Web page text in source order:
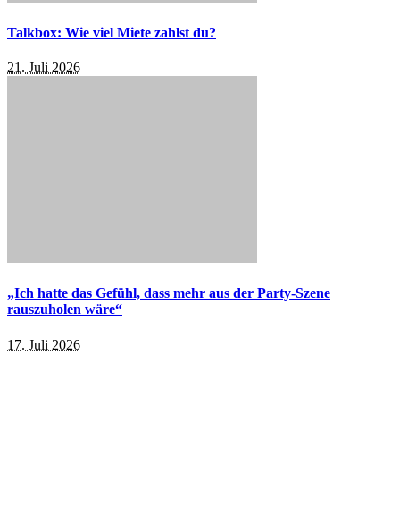
Talkbox: Wie viel Miete zahlst du?
21. Juli 2026
„Ich hatte das Gefühl, dass mehr aus der Party-Szene
rauszuholen wäre“
17. Juli 2026